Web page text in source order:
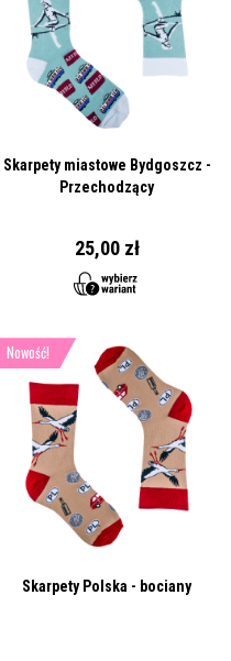
Skarpety miastowe Bydgoszcz -
Przechodzący
25,00 zł
Skarpety Polska - bociany
Nowość!